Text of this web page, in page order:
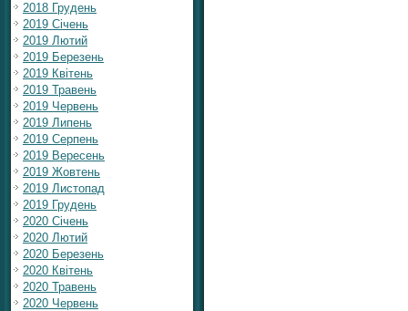
2018 Грудень
2019 Січень
2019 Лютий
2019 Березень
2019 Квітень
2019 Травень
2019 Червень
2019 Липень
2019 Серпень
2019 Вересень
2019 Жовтень
2019 Листопад
2019 Грудень
2020 Січень
2020 Лютий
2020 Березень
2020 Квітень
2020 Травень
2020 Червень